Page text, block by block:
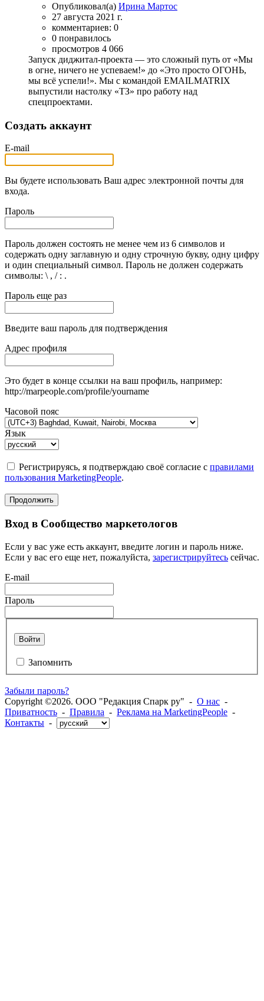
Опубликовал(а) Ирина Мартос
27 августа 2021 г.
комментариев: 0
0 понравилось
просмотров 4 066
Запуск диджитал-проекта — это сложный путь от «Мы
в огне, ничего не успеваем!» до «Это просто ОГОНЬ,
мы всё успели!». Мы с командой EMAILMATRIX
выпустили настолку «ТЗ» про работу над
спецпроектами.
Создать аккаунт
E-mail
Вы будете использовать Ваш адрес электронной почты для
входа.
Пароль
Пароль должен состоять не менее чем из 6 символов и
содержать одну заглавную и одну строчную букву, одну цифру
и один специальный символ. Пароль не должен содержать
символы: \ , / : .
Пароль еще раз
Введите ваш пароль для подтверждения
Адрес профиля
Это будет в конце ссылки на ваш профиль, например:
http://marpeople.com/profile/yourname
Часовой пояс
Язык
Регистрируясь, я подтверждаю своё согласие с правилами
пользования MarketingPeople.
Продолжить
Вход в Сообщество маркетологов
Если у вас уже есть аккаунт, введите логин и пароль ниже.
Если у вас его еще нет, пожалуйста, зарегистрируйтесь сейчас.
E-mail
Пароль
Войти
Запомнить
Забыли пароль?
Copyright ©2026. ООО "Редакция Спарк ру" - О нас -
Приватность - Правила - Реклама на MarketingPeople -
Контакты -